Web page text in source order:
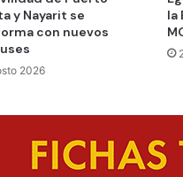
y Nayarit se
con nuevos
2026
la